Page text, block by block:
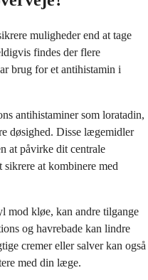
muligheder end at tage
findes der flere
brug for et antihistamin i
antihistaminer som loratadin,
døsighed. Disse lægemidler
at påvirke dit centrale
at kombinere med
mod kløe, kan andre tilgange
og havrebade kan lindre
cremer eller salver kan også
med din læge.